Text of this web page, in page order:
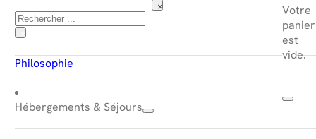
×
Votre
panier
est
vide.
Rechercher
×
Philosophie
Hébergements & Séjours